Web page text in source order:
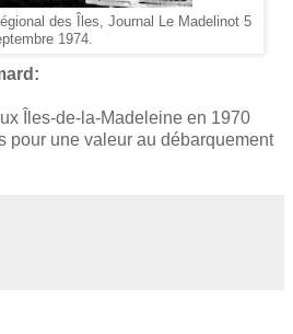
des Îles, Journal Le Madelinot 5
1974.
Îles-de-la-Madeleine en 1970
pour une valeur au débarquement